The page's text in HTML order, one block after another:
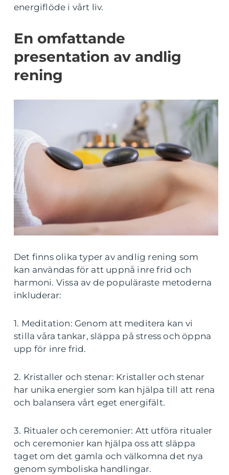
energiflöde i vårt liv.
En omfattande
presentation av andlig
rening
Det finns olika typer av andlig rening som
kan användas för att uppnå inre frid och
harmoni. Vissa av de populäraste metoderna
inkluderar:
1. Meditation: Genom att meditera kan vi
stilla våra tankar, släppa på stress och öppna
upp för inre frid.
2. Kristaller och stenar: Kristaller och stenar
har unika energier som kan hjälpa till att rena
och balansera vårt eget energifält.
3. Ritualer och ceremonier: Att utföra ritualer
och ceremonier kan hjälpa oss att släppa
taget om det gamla och välkomna det nya
genom symboliska handlingar.